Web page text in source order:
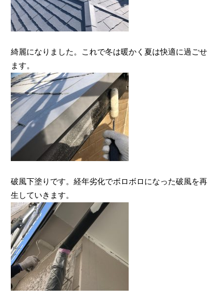
綺麗になりました。これで冬は暖かく夏は快適に過ごせ
ます。
破風下塗りです。経年劣化でボロボロになった破風を再
生していきます。